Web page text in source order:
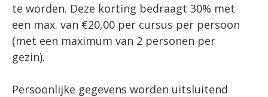
te worden. Deze korting bedraagt 30% met
een max. van €20,00 per cursus per persoon
(met een maximum van 2 personen per
gezin).
Persoonlijke gegevens worden uitsluitend